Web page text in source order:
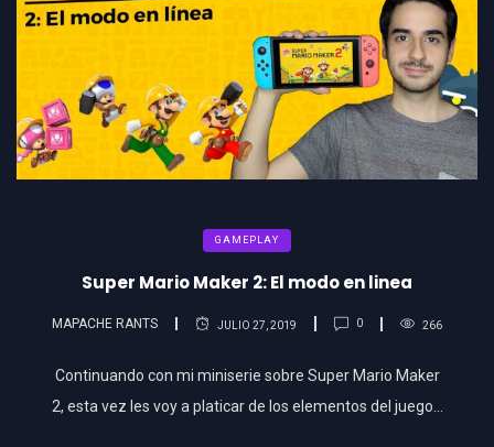
GAMEPLAY
Super Mario Maker 2: El modo en linea
MAPACHE RANTS JULIO 27, 2019 0 266
Continuando con mi miniserie sobre Super Mario Maker
2, esta vez les voy a platicar de los elementos del juego…